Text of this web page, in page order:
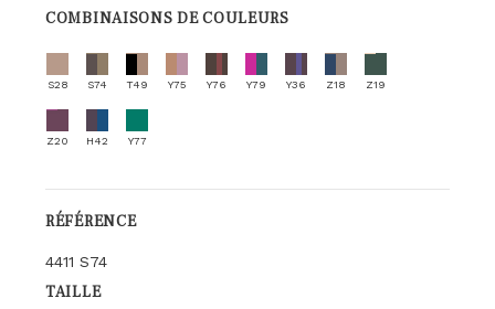
COMBINAISONS DE COULEURS
S28 S74 T49 Y75 Y76 Y79 Y36 Z18 Z19
Z20 H42 Y77
RÉFÉRENCE
4411 S74
TAILLE